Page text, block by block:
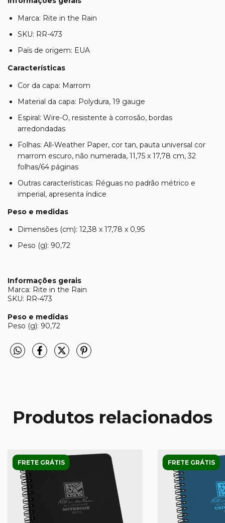
Marca: Rite in the Rain
SKU: RR-473
País de origem: EUA
Características
Cor da capa: Marrom
Material da capa: Polydura, 19 gauge
Espiral: Wire-O, resistente à corrosão, bordas
arredondadas
Folhas: All-Weather Paper, cor tan, pauta universal cor
marrom escuro, não numerada, 11,75 x 17,78 cm, 32
folhas/64 páginas
Outras características: Réguas no padrão métrico e
imperial, apresenta índice
Peso e medidas
Dimensões (cm): 12,38 x 17,78 x 0,95
Peso (g): 90,72
Informações gerais
Marca: Rite in the Rain
SKU: RR-473
Peso e medidas
Peso (g): 90,72
Produtos relacionados
FRETE GRÁTIS FRETE GRÁTIS